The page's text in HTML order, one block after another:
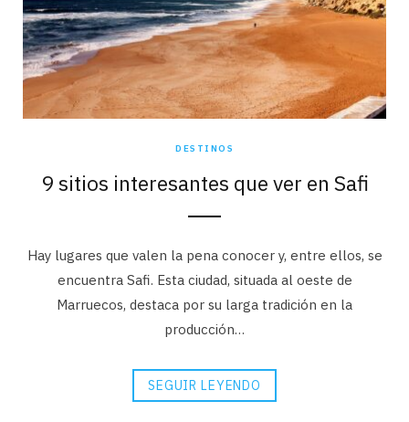
DESTINOS
9 sitios interesantes que ver en Safi
Hay lugares que valen la pena conocer y, entre ellos, se
encuentra Safi. Esta ciudad, situada al oeste de
Marruecos, destaca por su larga tradición en la
producción…
SEGUIR LEYENDO